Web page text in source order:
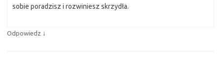
sobie poradzisz i rozwiniesz skrzydła.
Odpowiedz ↓